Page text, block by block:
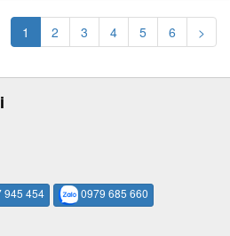
1 2 3 4 5 6 >
945 454 0979 685 660